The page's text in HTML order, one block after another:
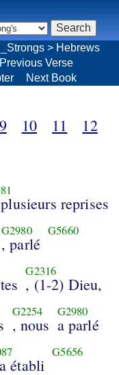
> Hebrews
Previous Verse
Next Book
9 10 11
12
reprises
G2980
, parlé
G5660
G2316
, (1-2) Dieu,
G2254
, nous
G2980
a parlé
établi
G5656